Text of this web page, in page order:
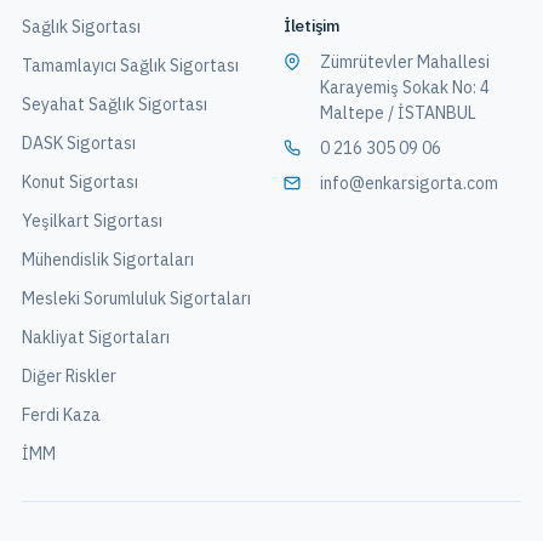
Sağlık Sigortası
Tamamlayıcı Sağlık Sigortası
Seyahat Sağlık Sigortası
DASK Sigortası
Konut Sigortası
Yeşilkart Sigortası
Mühendislik Sigortaları
Mesleki Sorumluluk Sigortaları
Nakliyat Sigortaları
Diğer Riskler
Ferdi Kaza
İMM
İletişim
Zümrütevler Mahallesi
Karayemiş Sokak No: 4
Maltepe / İSTANBUL
0 216 305 09 06
info@enkarsigorta.com